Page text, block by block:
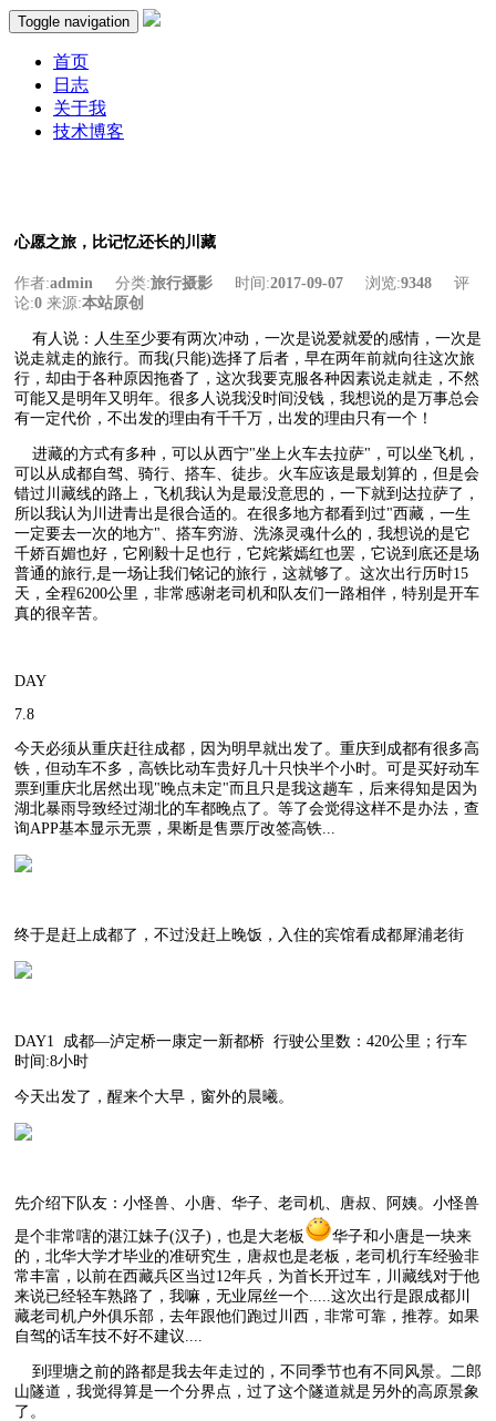
Toggle navigation
首页
日志
关于我
技术博客
心愿之旅，比记忆还长的川藏
作者:admin 分类:旅行摄影 时间:2017-09-07 浏览:9348
评
论:0 来源:本站原创
有人说：人生至少要有两次冲动，一次是说爱就爱的感情，一次是
说走就走的旅行。而我(只能)选择了后者，早在两年前就向往这次旅
行，却由于各种原因拖沓了，这次我要克服各种因素说走就走，不然
可能又是明年又明年。很多人说我没时间没钱，我想说的是万事总会
有一定代价，不出发的理由有千千万，出发的理由只有一个！
进藏的方式有多种，可以从西宁"坐上火车去拉萨"，可以坐飞机，
可以从成都自驾、骑行、搭车、徒步。火车应该是最划算的，但是会
错过川藏线的路上，飞机我认为是最没意思的，一下就到达拉萨了，
所以我认为川进青出是很合适的。在很多地方都看到过"西藏，一生
一定要去一次的地方"、搭车穷游、洗涤灵魂什么的，我想说的是它
千娇百媚也好，它刚毅十足也行，它姹紫嫣红也罢，它说到底还是场
普通的旅行,是一场让我们铭记的旅行，这就够了。这次出行历时15
天，全程6200公里，非常感谢老司机和队友们一路相伴，特别是开车
真的很辛苦。
DAY
7.8
今天必须从重庆赶往成都，因为明早就出发了。重庆到成都有很多高
铁，但动车不多，高铁比动车贵好几十只快半个小时。可是买好动车
票到重庆北居然出现"晚点未定"而且只是我这趟车，后来得知是因为
湖北暴雨导致经过湖北的车都晚点了。等了会觉得这样不是办法，查
询APP基本显示无票，果断是售票厅改签高铁...
终于是赶上成都了，不过没赶上晚饭，入住的宾馆看成都犀浦老街
DAY1 成都—泸定桥一康定一新都桥 行驶公里数：420公里；行车
时间:8小时
今天出发了，醒来个大早，窗外的晨曦。
先介绍下队友：小怪兽、小唐、华子、老司机、唐叔、阿姨。小怪兽
是个非常嗐的湛江妹子(汉子)，也是大老板
华子和小唐是一块来
的，北华大学才毕业的准研究生，唐叔也是老板，老司机行车经验非
常丰富，以前在西藏兵区当过12年兵，为首长开过车，川藏线对于他
来说已经轻车熟路了，我嘛，无业屌丝一个.....这次出行是跟成都川
藏老司机户外俱乐部，去年跟他们跑过川西，非常可靠，推荐。如果
自驾的话车技不好不建议....
到理塘之前的路都是我去年走过的，不同季节也有不同风景。二郎
山隧道，我觉得算是一个分界点，过了这个隧道就是另外的高原景象
了。